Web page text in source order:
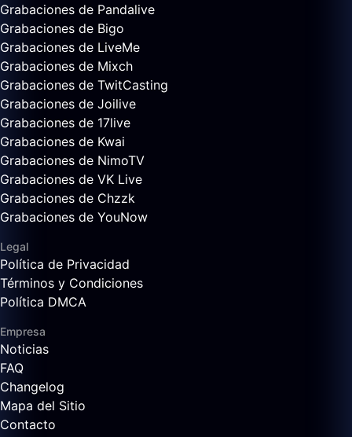
Grabaciones de Pandalive
Grabaciones de Bigo
Grabaciones de LiveMe
Grabaciones de Mixch
Grabaciones de TwitCasting
Grabaciones de Joilive
Grabaciones de 17live
Grabaciones de Kwai
Grabaciones de NimoTV
Grabaciones de VK Live
Grabaciones de Chzzk
Grabaciones de YouNow
Legal
Política de Privacidad
Términos y Condiciones
Política DMCA
Empresa
Noticias
FAQ
Changelog
Mapa del Sitio
Contacto